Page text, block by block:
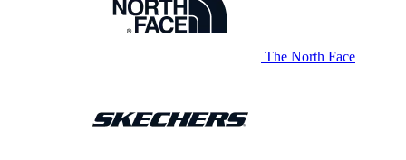
The North Face